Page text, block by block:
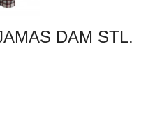
DAM STL.